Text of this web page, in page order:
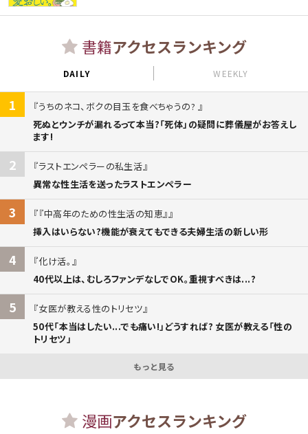
書籍アクセスランキング
DAILY WEEKLY
1
うちのネコ、ボクの目玉を食べちゃうの?
死ぬとウンチが漏れるって本当?「死体」の疑問に葬儀屋がお答えし
ます!
2
ラストエンペラーの私生活
異常な性生活を送ったラストエンペラー
3
『中高年のための性生活の知恵』
挿入はいらない?機能が衰えてもできる夫婦生活の新しい形
4
化け活。
40代以上は、むしろファンデなしでOK。重視すべきは...?
5
女医が教える性のトリセツ
50代「本当はしたい...でも痛い!」どうすれば? 女医が教える「性の
トリセツ」
もっと見る
漫画アクセスランキング